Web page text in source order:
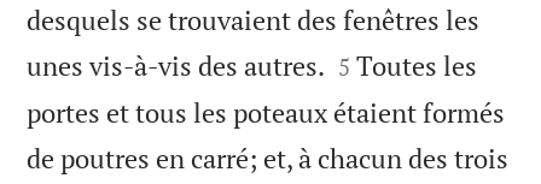
desquels se trouvaient des fenêtres les
unes vis-à-vis des autres. 

5 Toutes les
portes et tous les poteaux étaient formés
de poutres en carré; et, à chacun des trois